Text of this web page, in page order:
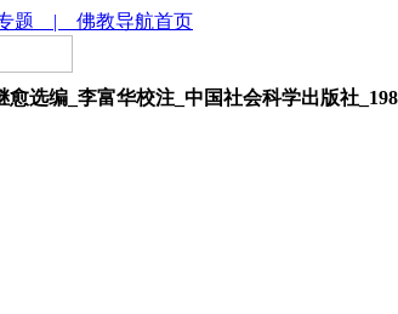
题 | 佛教导航首页
愈选编_李富华校注_中国社会科学出版社